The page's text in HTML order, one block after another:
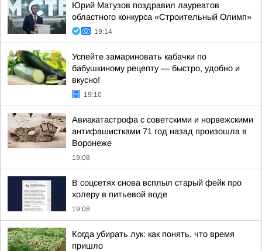
Юрий Матузов поздравил лауреатов
областного конкурса «Строительный Олимп»
19:14
Успейте замариновать кабачки по
бабушкиному рецепту — быстро, удобно и
вкусно!
19:10
Авиакатастрофа с советскими и норвежскими
антифашистками 71 год назад произошла в
Воронеже
19:08
В соцсетях снова всплыл старый фейк про
холеру в питьевой воде
19:08
Когда убирать лук: как понять, что время
пришло